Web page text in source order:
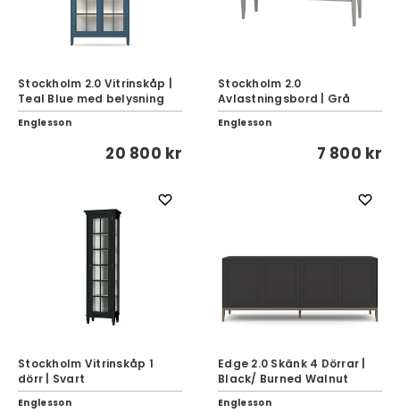
Stockholm 2.0 Vitrinskåp |
Teal Blue med belysning
Englesson
20 800 kr
Stockholm 2.0
Avlastningsbord | Grå
Englesson
7 800 kr
Stockholm Vitrinskåp 1
dörr | Svart
Englesson
Edge 2.0 Skänk 4 Dörrar |
Black/ Burned Walnut
Englesson